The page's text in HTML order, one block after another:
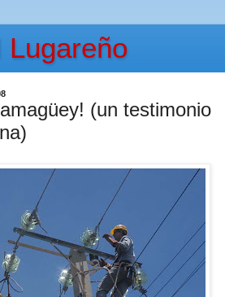
Lugareño
(un testimonio